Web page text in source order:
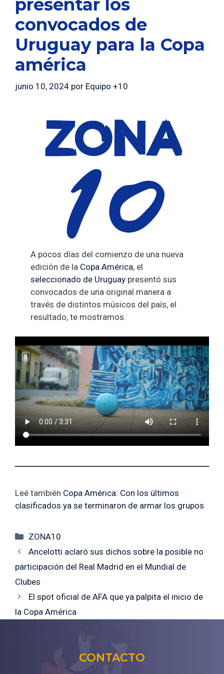
presentar los
convocados de
Uruguay para la Copa
américa
junio 10, 2024 por Equipo +10
A pocos días del comienzo de una nueva
edición de la Copa América, el
seleccionado de Uruguay presentó sus
convocados de una original manera a
través de distintos músicos del país, el
resultado, te mostramos.
Leé también Copa América: Con los últimos
clasificados ya se terminaron de armar los grupos
Categorías
ZONA10
Ancelotti aclaró sus dichos sobre la posible no
participación del Real Madrid en el Mundial de
Clubes
El spot oficial de AFA que ya palpita el inicio de
la Copa América
CONTACTO